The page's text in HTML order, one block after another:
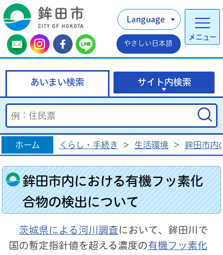
メニュー
Language
やさしい日本語
あいまい検索 サイト内検索
ホーム くらし・手続き > 生活環境 > 鉾田市内
鉾田市内における有機フッ素化
合物の検出について
茨城県による河川調査において、鉾田川で
国の暫定指針値を超える濃度の有機フッ素化